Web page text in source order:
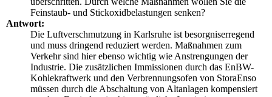
Feinstaub- und Stickoxidbelastungen senken?
Antwort:
Die Luftverschmutzung in Karlsruhe ist besorgniserregend
und muss dringend reduziert werden. Maßnahmen zum
Verkehr sind hier ebenso wichtig wie Anstrengungen der
Industrie. Die zusätzlichen Immissionen durch das EnBW-
Kohlekraftwerk und den Verbrennungsofen von StoraEnso
müssen durch die Abschaltung von Altanlagen kompensiert